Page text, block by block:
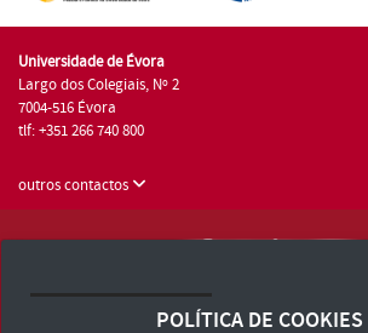
Universidade de Évora
Largo dos Colegiais, Nº 2
7004-516 Évora
tlf: +351 266 740 800
outros contactos
Consulte os Termos e Condições e Política
POLÍTICA DE COOKIES